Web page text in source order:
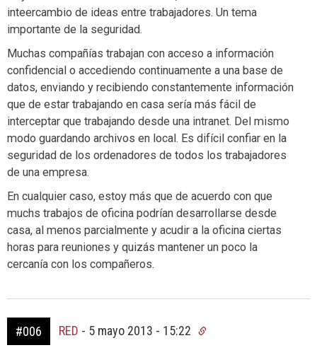
inteercambio de ideas entre trabajadores. Un tema
importante de la seguridad.
Muchas compañías trabajan con acceso a información
confidencial o accediendo continuamente a una base de
datos, enviando y recibiendo constantemente información
que de estar trabajando en casa sería más fácil de
interceptar que trabajando desde una intranet. Del mismo
modo guardando archivos en local. Es difícil confiar en la
seguridad de los ordenadores de todos los trabajadores
de una empresa.
En cualquier caso, estoy más que de acuerdo con que
muchs trabajos de oficina podrían desarrollarse desde
casa, al menos parcialmente y acudir a la oficina ciertas
horas para reuniones y quizás mantener un poco la
cercanía con los compañeros.
#006 RED - 5 mayo 2013 - 15:22